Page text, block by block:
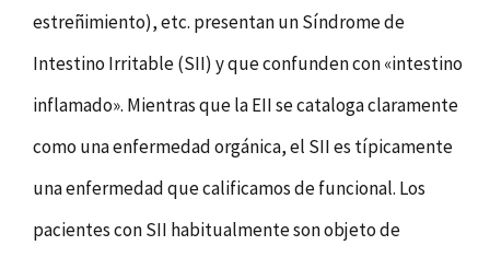
estreñimiento), etc. presentan un Síndrome de
Intestino Irritable (SII) y que confunden con «intestino
inflamado». Mientras que la EII se cataloga claramente
como una enfermedad orgánica, el SII es típicamente
una enfermedad que calificamos de funcional. Los
pacientes con SII habitualmente son objeto de